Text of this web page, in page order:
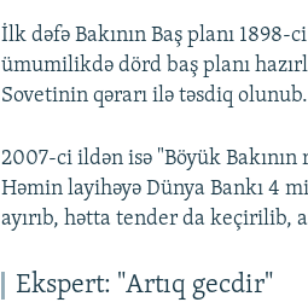
İlk dəfə Bakının Baş planı
ümumilikdə dörd baş planı
Sovetinin qərarı ilə təsdiq
2007-ci ildən isə "Böyük Bakının
Həmin layihəyə Dünya Bankı 4
ayırıb, hətta tender da keçirilib,
Ekspert: "Artıq gecdir"